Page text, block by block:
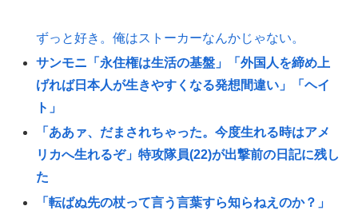
ずっと好き。俺はストーカーなんかじゃない。
サンモニ「永住権は生活の基盤」「外国人を締め上
げれば日本人が生きやすくなる発想間違い」「ヘイ
ト」
「ああァ、だまされちゃった。今度生れる時はアメ
リカへ生れるぞ」特攻隊員(22)が出撃前の日記に残し
た
「転ばぬ先の杖って言う言葉すら知らねえのか？」